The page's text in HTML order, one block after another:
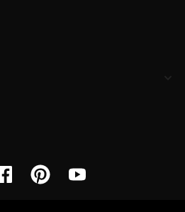
FacebookPinterest